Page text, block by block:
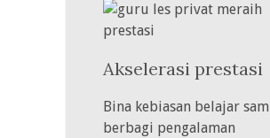
Akselerasi prestasi
Bina kebiasan belajar
berbagi pengalaman